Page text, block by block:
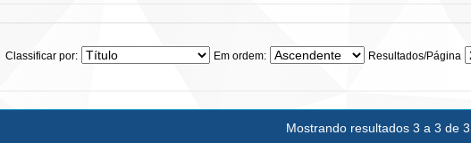
Classificar por: Em ordem: Resultados/Página
Mostrando resultados 3 a 3 de 3